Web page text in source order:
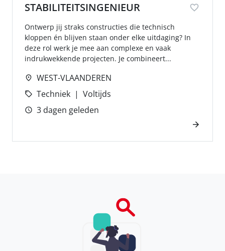
STABILITEITSINGENIEUR
Ontwerp jij straks constructies die technisch
kloppen én blijven staan onder elke uitdaging? In
deze rol werk je mee aan complexe en vaak
indrukwekkende projecten. Je combineert...
WEST-VLAANDEREN
Techniek
Voltijds
3 dagen geleden